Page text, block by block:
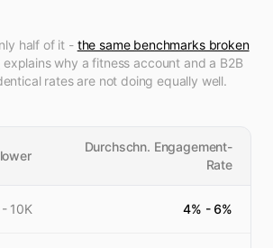
half of it - the same benchmarks broken
explains why a fitness account and a B2B
rates are not doing equally well.
Durchschn. Engagement-
Rate
- 10K 4% - 6%